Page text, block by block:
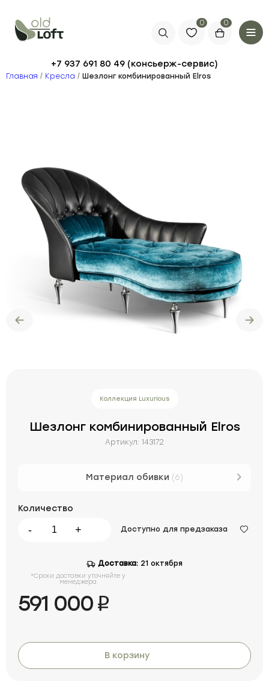
+7 937 691 80 49
0
Главная / Кресла / Шезлонг комбинированный Elros
Коллекция Luxurious
Шезлонг комбинированный Elros
Артикул: 143172
Материал обивки (6)
Количество
- + Доступно для предзаказа
Доставка: 21 октября
*Сроки доставки уточняйте у
менеджера
591 000 i
В корзину